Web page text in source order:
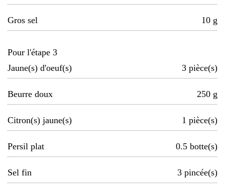
Gros sel 10 g
Pour l'étape 3
Jaune(s) d'oeuf(s)
3 pièce(s)
Beurre doux 250 g
Citron(s) jaune(s) 1 pièce(s)
Persil plat 0.5 botte(s)
Sel fin 3 pincée(s)